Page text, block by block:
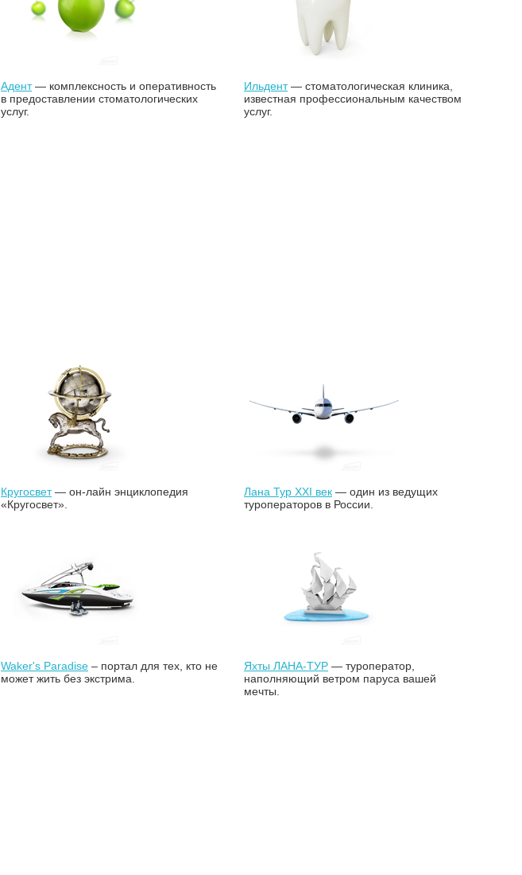
Адент— комплексность и оперативность
в предоставлении стоматологических
услуг.
Ильдент— стоматологическая клиника,
известная профессиональным качеством
услуг.
Кругосвет— он-лайн энциклопедия
«Кругосвет».
Лана Тур XXI век — один из ведущих
туроператоров в России.
Waker's Paradise – портал для тех, кто не
может жить без экстрима.
Яхты ЛАНА-ТУР — туроператор,
наполняющий ветром паруса вашей
мечты.